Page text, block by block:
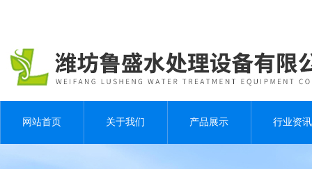
网站首页 关于我们 产品展示 行业资讯